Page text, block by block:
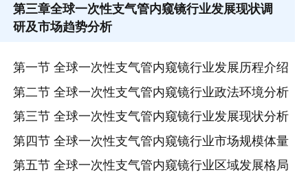
第三章全球一次性支气管内窥镜行业发展现状调
研及市场趋势分析
第一节 全球一次性支气管内窥镜行业发展历程介绍
第二节 全球一次性支气管内窥镜行业政法环境分析
第三节 全球一次性支气管内窥镜行业发展现状分析
第四节 全球一次性支气管内窥镜行业市场规模体量
第五节 全球一次性支气管内窥镜行业区域发展格局